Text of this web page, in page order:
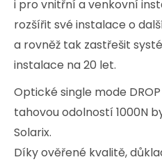
i pro vnitřní a venkovní
rozšířit své instalace o
a rovněž tak zastřešit
instalace na 20 let.
Optické single mode
tahovou odolností 1000N
Solarix.
Díky ověřené kvalitě,